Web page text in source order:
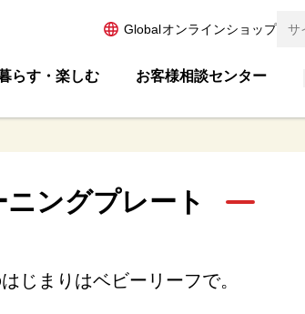
Globalオンラインショップ
らす・楽しむ お客様相談センター
ングプレート
じまりはベビーリーフで。